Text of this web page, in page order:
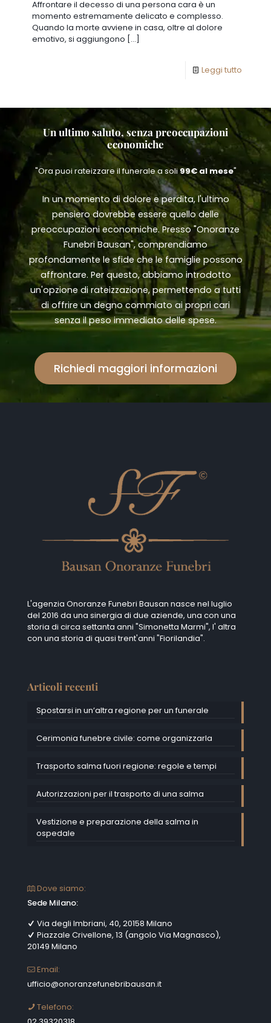
Affrontare il decesso di una persona cara è un
momento estremamente delicato e complesso.
Quando la morte avviene in casa, oltre al dolore
emotivo, si aggiungono […]
Leggi tutto
Un ultimo saluto, senza preoccupazioni
economiche
"Ora puoi rateizzare il funerale a soli 99€ al mese"
In un momento di dolore e perdita, l'ultimo
pensiero dovrebbe essere quello delle
preoccupazioni economiche. Presso "Onoranze
Funebri Bausan", comprendiamo
profondamente le sfide che le famiglie possono
affrontare. Per questo, abbiamo introdotto
un'opzione di rateizzazione, permettendo a tutti
di offrire un degno commiato ai propri cari
senza il peso immediato delle spese.
Richiedi maggiori informazioni
L'agenzia Onoranze Funebri Bausan nasce nel luglio
del 2016 da una sinergia di due aziende, una con una
storia di circa settanta anni "Simonetta Marmi", I' altra
con una storia di quasi trent'anni "Fiorilandia".
Articoli recenti
Spostarsi in un’altra regione per un funerale
Cerimonia funebre civile: come organizzarla
Trasporto salma fuori regione: regole e tempi
Autorizzazioni per il trasporto di una salma
Vestizione e preparazione della salma in
ospedale
Dove siamo:
Sede Milano:
Via degli Imbriani, 40, 20158 Milano
Piazzale Crivellone, 13 (angolo Via Magnasco),
20149 Milano
Email:
ufficio@onoranzefunebribausan.it
Telefono: